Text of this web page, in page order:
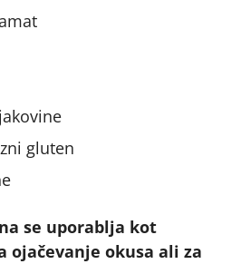
gluten
se uporablja kot
ojačevanje okusa ali za